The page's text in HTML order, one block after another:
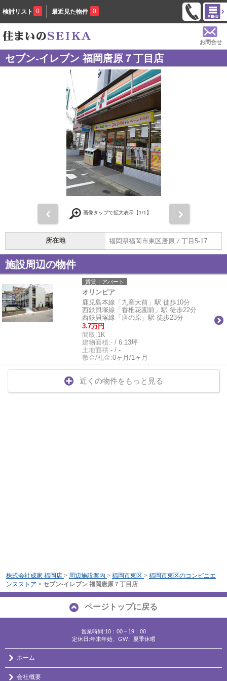
検討リスト 0 最近見た物件 0
お問合せ
セブン-イレブン 福岡唐原７丁目店
画像タップで拡大表示【1/1】
所在地 福岡県福岡市東区唐原７丁目5-17
施設周辺の物件
賃貸｜アパート
オリンピア
鹿児島本線「九産大前」駅 徒歩10分
西鉄貝塚線「香椎花園前」駅 徒歩22分
西鉄貝塚線「唐の原」駅 徒歩23分
3.7万円
間取:1K
建物面積:- / 6.13坪
土地面積:- / -
敷金/礼金:0ヶ月/1ヶ月
近くの物件をもっと見る
株式会社成家 福岡店 > 周辺施設案内 > 福岡市東区 > 福岡市東区のコンビニエ
ンスストア > セブン-イレブン 福岡唐原７丁目店
ページトップに戻る
営業時間:10：00－19：00
定休日:年末年始、GW、夏季休暇
ホーム
会社概要